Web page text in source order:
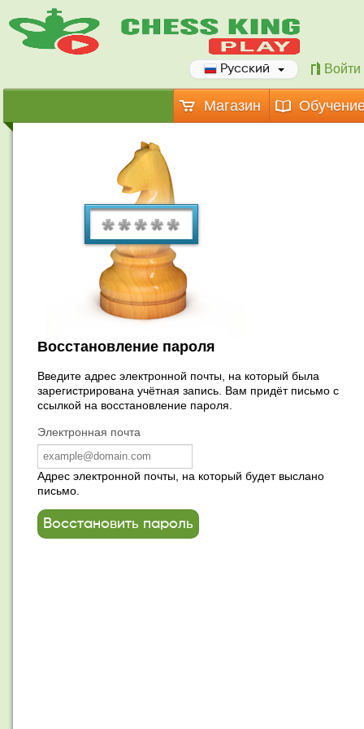
Войти
Русский
Магазин
Восстановление пароля
Введите адрес электронной почты, на который была
зарегистрирована учётная запись. Вам придёт письмо с
ссылкой на восстановление пароля.
Электронная почта
Адрес электронной почты, на который будет выслано
письмо.